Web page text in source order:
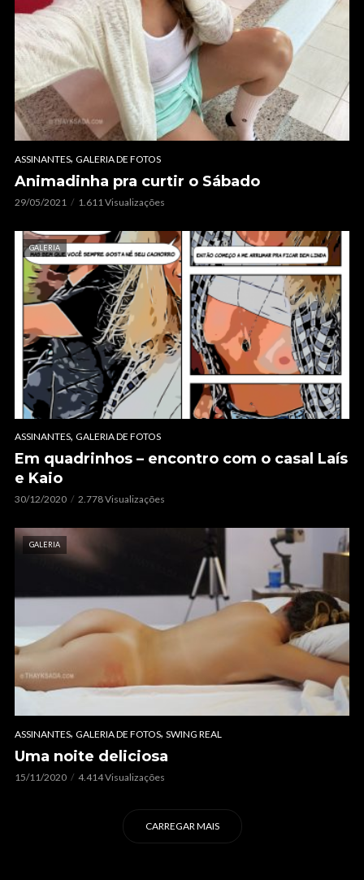
ASSINANTES, GALERIA DE FOTOS
Animadinha pra curtir o Sábado
29/05/2021 1.611 Visualizações
GALERIA
ASSINANTES, GALERIA DE FOTOS
Em quadrinhos – encontro com o casal Laís
e Kaio
30/12/2020 2.778 Visualizações
GALERIA
ASSINANTES, GALERIA DE FOTOS, SWING REAL
Uma noite deliciosa
15/11/2020 4.414 Visualizações
CARREGAR MAIS